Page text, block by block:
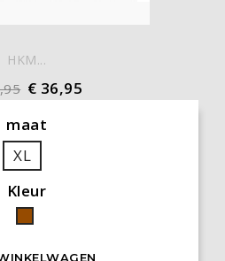
HKM...
€ 36,95
maat
XL
Kleur
Bruin